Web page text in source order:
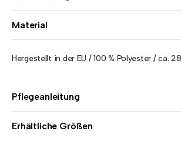
Material
Hergestellt in der EU / 100 % Polyester / ca.
Pflegeanleitung
Erhältliche Größen